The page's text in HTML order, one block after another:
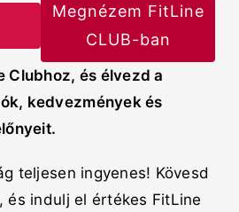
Megnézem FitLine
CLUB-ban
Clubhoz, és élvezd a
kedvezmények és
teljesen ingyenes! Kövesd
és indulj el értékes FitLine